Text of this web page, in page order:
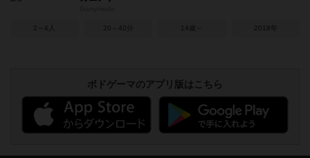
2～4人 20～40分 14歳～ 2018年
ボドゲーマのアプリ版はこちら